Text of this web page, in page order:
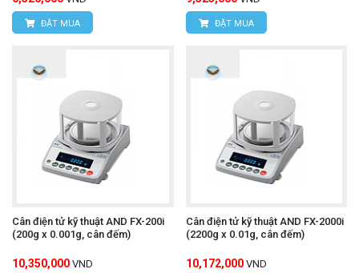
ĐẶT MUA ĐẶT MUA
Cân điện tử kỹ thuật AND FX-200i
(200g x 0.001g, cân đếm)
10,350,000 VND
Cân điện tử kỹ thuật AND FX-2000i
(2200g x 0.01g, cân đếm)
10,172,000 VND